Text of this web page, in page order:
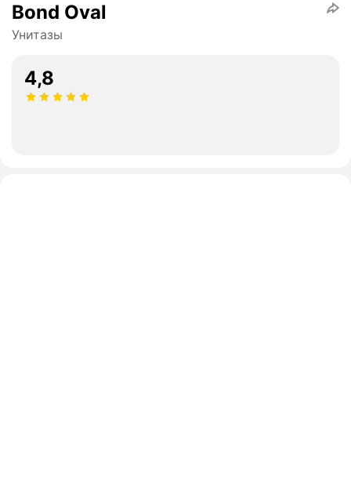
Bond Oval
Унитазы
4,8